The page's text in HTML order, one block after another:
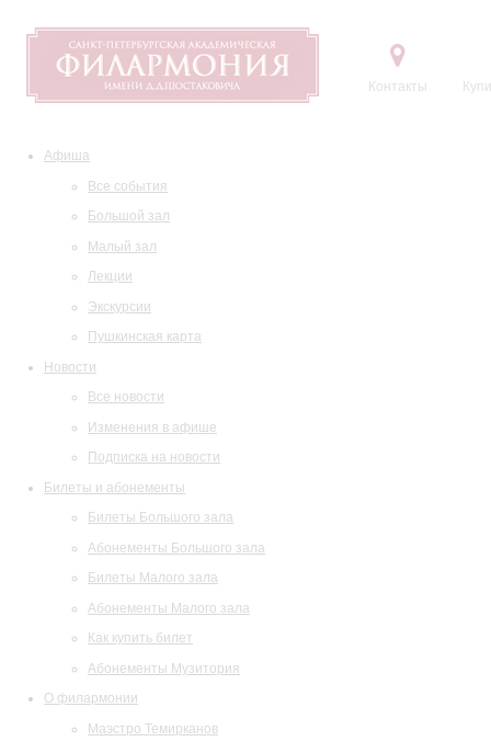
Контакты
Афиша
Все события
Большой зал
Малый зал
Лекции
Экскурсии
Пушкинская карта
Новости
Все новости
Изменения в афише
Подписка на новости
Билеты и абонементы
Билеты Большого зала
Абонементы Большого зала
Билеты Малого зала
Абонементы Малого зала
Как купить билет
Абонементы Музитория
О филармонии
Маэстро Темирканов